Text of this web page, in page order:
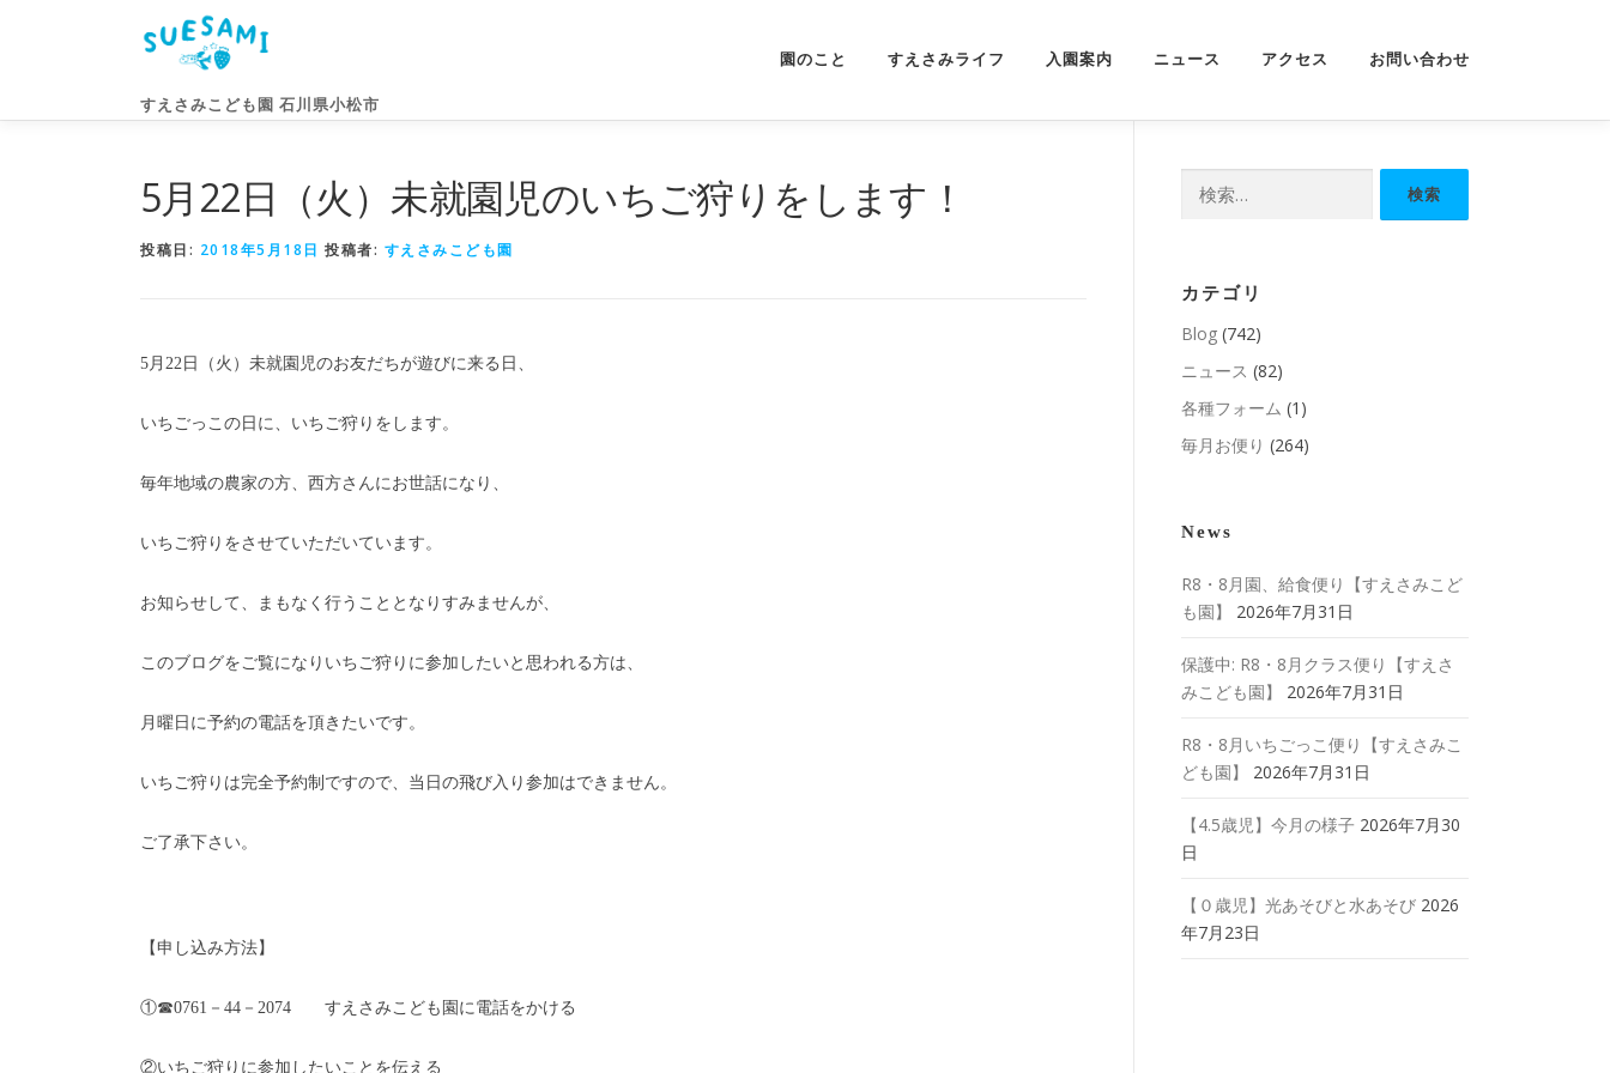
ツ
すえさみこども園 石川県小松市
園のこと すえさみライフ 入園案内 ニュース アクセス お問い合わせ
5月22日（火）未就園児のいちご狩りをします！
投稿日: 2018年5月18日 投稿者: すえさみこども園
5月22日（火）未就園児のお友だちが遊びに来る日、
いちごっこの日に、いちご狩りをします。
毎年地域の農家の方、西方さんにお世話になり、
いちご狩りをさせていただいています。
お知らせして、まもなく行うこととなりすみませんが、
このブログをご覧になりいちご狩りに参加したいと思われる方は、
月曜日に予約の電話を頂きたいです。
いちご狩りは完全予約制ですので、当日の飛び入り参加はできません。
ご了承下さい。
【申し込み方法】
①☎0761－44－2074 すえさみこども園に電話をかける
②いちご狩りに参加したいことを伝える
カテゴリ
Blog (742)
ニュース (82)
各種フォーム (1)
毎月お便り (264)
News
R8・8月園、給食便り【すえさみこど
も園】
2026年7月31日
保護中: R8・8月クラス便り【すえさ
みこども園】
2026年7月31日
R8・8月いちごっこ便り【すえさみこ
ども園】
2026年7月31日
【4.5歳児】今月の様子 2026年7月30
日
【０歳児】光あそびと水あそび 2026
年7月23日